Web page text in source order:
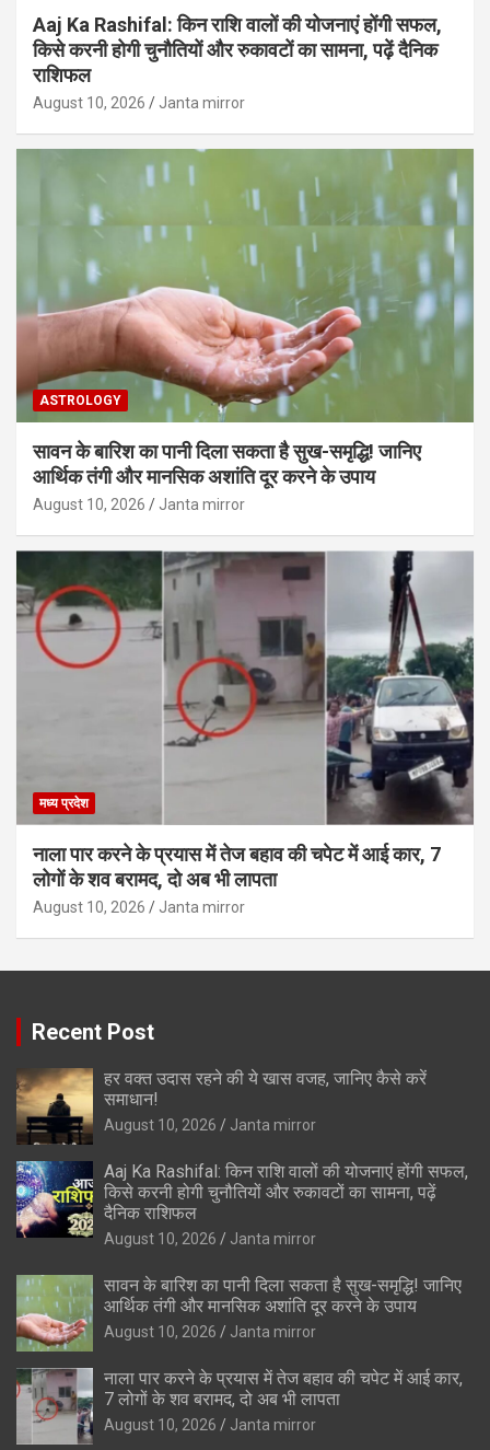
Aaj Ka Rashifal: किन राशि वालों की योजनाएं होंगी सफल,
किसे करनी होगी चुनौतियों और रुकावटों का सामना, पढ़ें दैनिक
राशिफल
August 10, 2026 Janta mirror
ASTROLOGY
सावन के बारिश का पानी दिला सकता है सुख-समृद्धि! जानिए
आर्थिक तंगी और मानसिक अशांति दूर करने के उपाय
August 10, 2026 Janta mirror
मध्य प्रदेश
नाला पार करने के प्रयास में तेज बहाव की चपेट में आई कार, 7
लोगों के शव बरामद, दो अब भी लापता
August 10, 2026 Janta mirror
Recent Post
हर वक्त उदास रहने की ये खास वजह, जानिए कैसे करें
समाधान!
August 10, 2026 Janta mirror
Aaj Ka Rashifal: किन राशि वालों की योजनाएं होंगी सफल,
किसे करनी होगी चुनौतियों और रुकावटों का सामना, पढ़ें
दैनिक राशिफल
August 10, 2026 Janta mirror
सावन के बारिश का पानी दिला सकता है सुख-समृद्धि! जानिए
आर्थिक तंगी और मानसिक अशांति दूर करने के उपाय
August 10, 2026 Janta mirror
नाला पार करने के प्रयास में तेज बहाव की चपेट में आई कार,
7 लोगों के शव बरामद, दो अब भी लापता
August 10, 2026 Janta mirror